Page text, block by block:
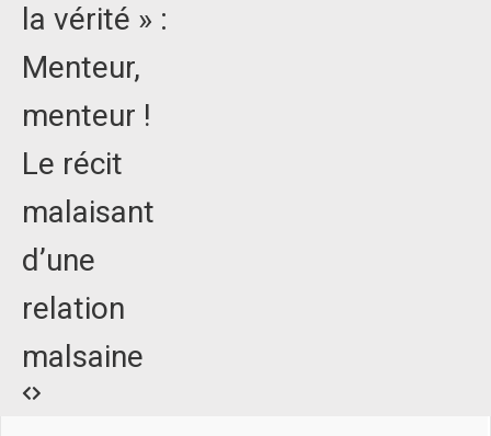
la vérité » :
Menteur,
menteur !
Le récit
malaisant
d’une
relation
malsaine